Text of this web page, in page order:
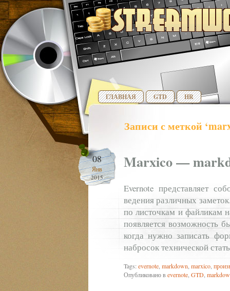
ГЛАВНАЯ GTD HR
Записи с меткой
08
Янв
2015
Marxico —
Evernote представляет
ведения различных
по листочкам и файликам
появляется возможность
когда нужно записать
набросок технической
Tags: evernote markdown marxico
Опубликовано вevernote GTD